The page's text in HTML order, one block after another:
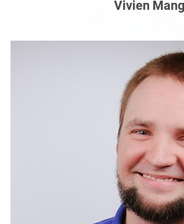
Vivien